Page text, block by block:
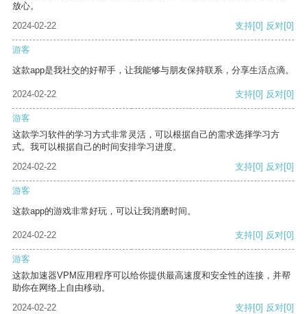
放心。
2024-02-22
支持[0] 反对[0]
游客
这款app是我社交的好帮手，让我能够与朋友保持联系，分享生活点滴。
2024-02-22 支持[0] 反对[0]
游客
这款学习软件的学习方式非常灵活，可以根据自己的需求选择学习方
式。我可以根据自己的时间安排学习进度。
2024-02-22
支持[0] 反对[0]
游客
这款app的游戏非常好玩，可以让我消磨时间。
2024-02-22 支持[0] 反对[0]
游客
这款加速器VPM应用程序可以给你提供最高速度和安全性的连接，并帮
助你在网络上自由移动。
2024-02-22
支持[0] 反对[0]